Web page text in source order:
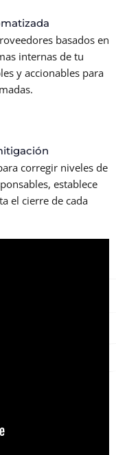
basados en
internas de tu
y accionables para
corregir niveles de
establece
el cierre de cada